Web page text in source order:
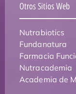
Otros Sitios Web
Nutrabiotics
Fundanatura
Farmacia
Nutracademia
Academia de